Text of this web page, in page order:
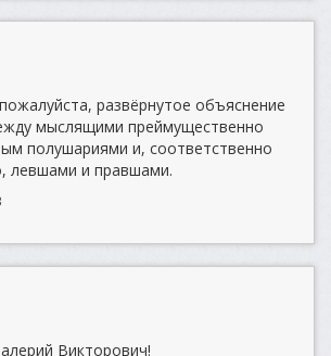
развёрнутое объяснение
мыслящими преймущественно
полушариями и, соответственно
левшами и правшами.
Викторович!